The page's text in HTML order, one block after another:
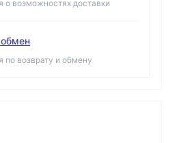
о возможностях доставки
по возврату и обмену